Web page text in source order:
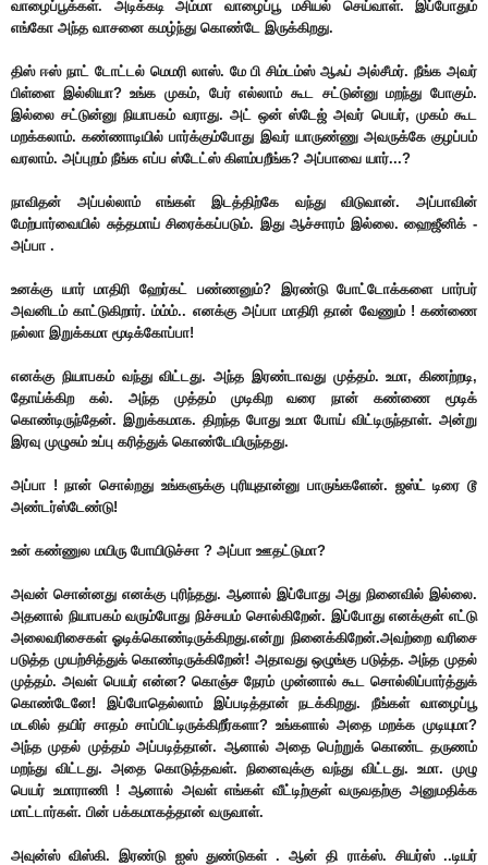
வாழைப்பூக்கள். அடிக்கடி அம்மா வாழைப்பூ மசியல் செய்வாள். இப்போதும்
எங்கோ அந்த வாசனை கமழ்ந்து கொண்டே இருக்கிறது.
திஸ் ஈஸ் நாட் டோட்டல் மெமரி லாஸ். மே பி சிம்டம்ஸ் ஆஃப் அல்சீமர். நீங்க அவர்
பிள்ளை இல்லியா? உங்க முகம், பேர் எல்லாம் கூட சட்டுன்னு மறந்து போகும்.
இல்லை சட்டுன்னு நியாபகம் வராது. அட் ஒன் ஸ்டேஜ் அவர் பெயர், முகம் கூட
மறக்கலாம். கண்ணாடியில் பார்க்கும்போது இவர் யாருண்ணு அவருக்கே குழப்பம்
வரலாம். அப்புறம் நீங்க எப்ப ஸ்டேட்ஸ் கிளம்பறீங்க? அப்பாவை யார்...?
நாவிதன் அப்பல்லாம் எங்கள் இடத்திற்கே வந்து விடுவான். அப்பாவின்
மேற்பார்வையில் சுத்தமாய் சிரைக்கப்படும். இது ஆச்சாரம் இல்லை. ஹைஜீனிக் -
அப்பா .
உனக்கு யார் மாதிரி ஹேர்கட் பண்ணனும்? இரண்டு போட்டோக்களை பார்பர்
அவனிடம் காட்டுகிறார். ம்ம்ம்.. எனக்கு அப்பா மாதிரி தான் வேணும் ! கண்ணை
நல்லா இறுக்கமா மூடிக்கோப்பா!
எனக்கு நியாபகம் வந்து விட்டது. அந்த இரண்டாவது முத்தம். உமா, கிணற்றடி,
தோய்க்கிற கல். அந்த முத்தம் முடிகிற வரை நான் கண்ணை மூடிக்
கொண்டிருந்தேன். இறுக்கமாக. திறந்த போது உமா போய் விட்டிருந்தாள். அன்று
இரவு முழுசும் உப்பு கரித்துக் கொண்டேயிருந்தது.
அப்பா ! நான் சொல்றது உங்களுக்கு புரியுதான்னு பாருங்களேன். ஜஸ்ட் டிரை டூ
அண்டர்ஸ்டேண்டு!
உன் கண்ணுல மயிரு போயிடுச்சா ? அப்பா ஊதட்டுமா?
அவன் சொன்னது எனக்கு புரிந்தது. ஆனால் இப்போது அது நினைவில் இல்லை.
அதனால் நியாபகம் வரும்போது நிச்சயம் சொல்கிறேன். இப்போது எனக்குள் எட்டு
அலைவரிசைகள் ஓடிக்கொண்டிருக்கிறது.என்று நினைக்கிறேன்.அவற்றை வரிசை
படுத்த முயற்சித்துக் கொண்டிருக்கிறேன்! அதாவது ஒழுங்கு படுத்த. அந்த முதல்
முத்தம். அவள் பெயர் என்ன? கொஞ்ச நேரம் முன்னால் கூட சொல்லிப்பார்த்துக்
கொண்டேனே! இப்போதெல்லாம் இப்படித்தான் நடக்கிறது. நீங்கள் வாழைப்பூ
மடலில் தயிர் சாதம் சாப்பிட்டிருக்கிறீர்களா? உங்களால் அதை மறக்க முடியுமா?
அந்த முதல் முத்தம் அப்படித்தான். ஆனால் அதை பெற்றுக் கொண்ட தருணம்
மறந்து விட்டது. அதை கொடுத்தவள். நினைவுக்கு வந்து விட்டது. உமா. முழு
பெயர் உமாராணி ! ஆனால் அவள் எங்கள் வீட்டிற்குள் வருவதற்கு அனுமதிக்க
மாட்டார்கள். பின் பக்கமாகத்தான் வருவாள்.
அவுன்ஸ் விஸ்கி. இரண்டு ஐஸ் துண்டுகள் . ஆன் தி ராக்ஸ். சியர்ஸ் ..டியர்